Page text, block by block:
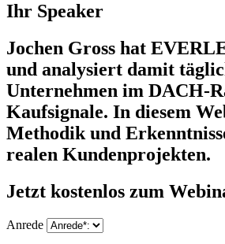
Ihr Speaker
Jochen Gross hat
und analysiert damit
Unternehmen im DACH-
Kaufsignale. In diesem
Methodik und
realen Kundenprojekten.
Jetzt kostenlos zum
Anrede